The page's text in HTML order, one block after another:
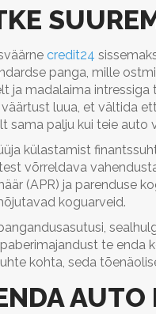
credit24
panga, mille
ja madalaima intressiga
väärtust luua, et vältida
sama palju kui teie auto
külastamist
võrreldava
(APR) ja parenduse
koguarveid.
te enda
kohta, seda
AUTO